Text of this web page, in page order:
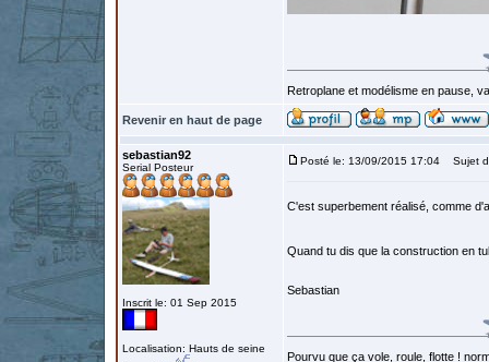
Retroplane et modélisme en pause,
Revenir en haut de page
sebastian92
Serial Posteur
Inscrit le: 01 Sep 2015
Localisation: Hauts de seine
Posté le: 13/09/2015 17:04 Sujet
C'est superbement réalisé, comme
Quand tu dis que la construction en
Sebastian
Pourvu que ça vole, roule, flotte !